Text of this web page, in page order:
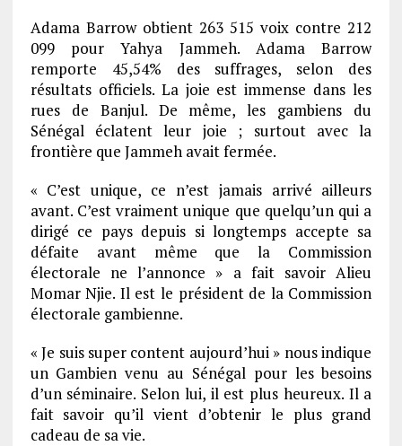
Adama Barrow obtient 263 515 voix contre 212
099 pour Yahya Jammeh. Adama Barrow
remporte 45,54% des suffrages, selon des
résultats officiels. La joie est immense dans les
rues de Banjul. De même, les gambiens du
Sénégal éclatent leur joie ; surtout avec la
frontière que Jammeh avait fermée.
« C’est unique, ce n’est jamais arrivé ailleurs
avant. C’est vraiment unique que quelqu’un qui a
dirigé ce pays depuis si longtemps accepte sa
défaite avant même que la Commission
électorale ne l’annonce » a fait savoir Alieu
Momar Njie. Il est le président de la Commission
électorale gambienne.
« Je suis super content aujourd’hui » nous indique
un Gambien venu au Sénégal pour les besoins
d’un séminaire. Selon lui, il est plus heureux. Il a
fait savoir qu’il vient d’obtenir le plus grand
cadeau de sa vie.